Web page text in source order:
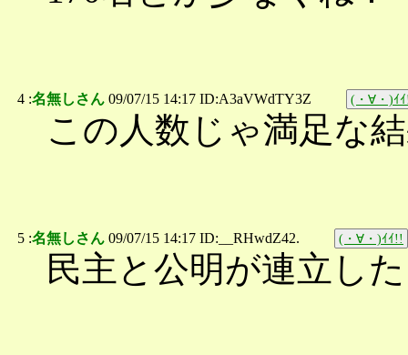
4 :名無しさん 09/07/15 14:17 ID:A3aVWdTY3Z (・∀・)ｲ
この人数じゃ満足な
5 :名無しさん 09/07/15 14:17 ID:__RHwdZ42. (・∀・)ｲｲ!!
民主と公明が連立し